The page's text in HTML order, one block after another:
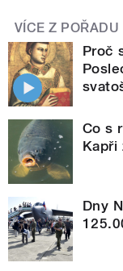
VÍCE Z POŘADU
Proč
Co s
Kapři
Dny